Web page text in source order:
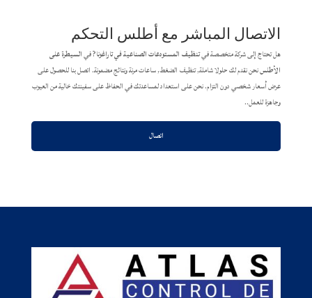
الاتصال المباشر مع أطلس التحكم
هل تحتاج إلى شركة متخصصة فيتنظيف المستودعات الصناعية في تاراغونا? فيالسيطرة على
الأطلسنحن نقدم لك حلولا شاملة, تنظيف الضغط, ساعات مرنة ونتائج مضمونة. اتصل بنا للحصول على
عرض أسعار شخصي دون التزام. نحن على استعداد لمساعدتك في الحفاظ على سفينتك خالية من العيوب
وجاهزة للعمل..
اتصال